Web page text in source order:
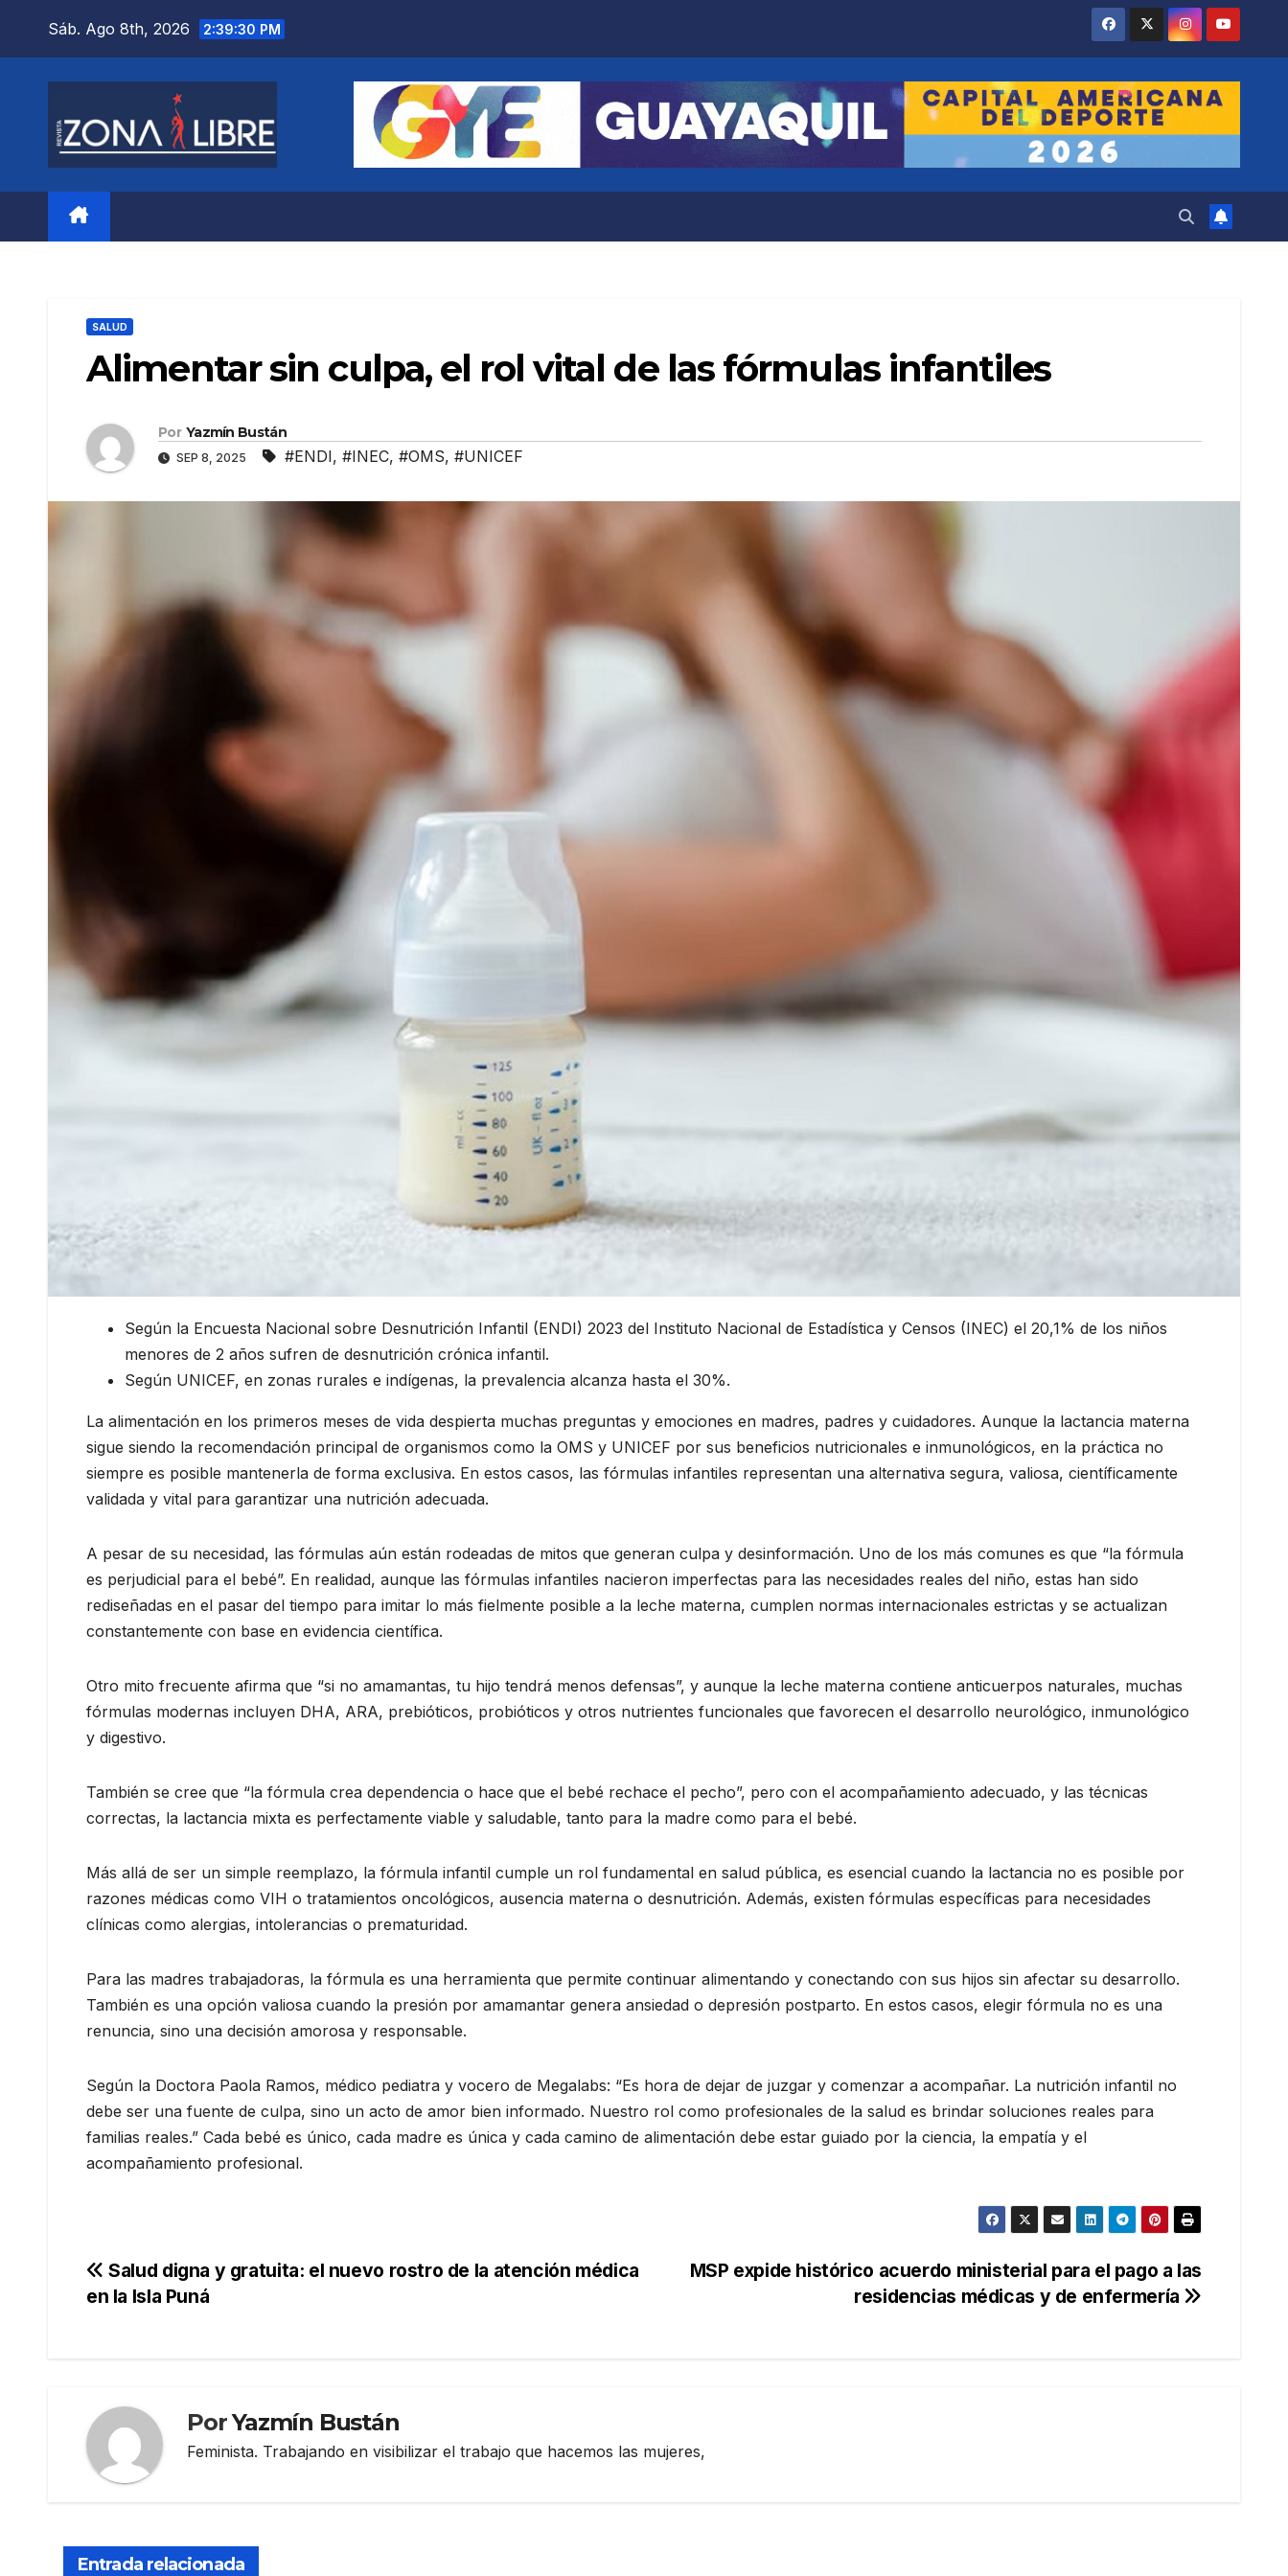
Sáb. Ago 8th, 2026 2:39:31 PM
SALUD
Alimentar sin culpa, el rol vital de las fórmulas infantiles
Por Yazmín Bustán
SEP 8, 2025 #ENDI, #INEC, #OMS, #UNICEF
Según la Encuesta Nacional sobre Desnutrición Infantil (ENDI) 2023 del Instituto Nacional de Estadística y Censos (INEC) el 20,1% de los niños
menores de 2 años sufren de desnutrición crónica infantil.
Según UNICEF, en zonas rurales e indígenas, la prevalencia alcanza hasta el 30%.
La alimentación en los primeros meses de vida despierta muchas preguntas y emociones en madres, padres y cuidadores. Aunque la lactancia materna
sigue siendo la recomendación principal de organismos como la OMS y UNICEF por sus beneficios nutricionales e inmunológicos, en la práctica no
siempre es posible mantenerla de forma exclusiva. En estos casos, las fórmulas infantiles representan una alternativa segura, valiosa, científicamente
validada y vital para garantizar una nutrición adecuada.
A pesar de su necesidad, las fórmulas aún están rodeadas de mitos que generan culpa y desinformación. Uno de los más comunes es que “la fórmula
es perjudicial para el bebé”. En realidad, aunque las fórmulas infantiles nacieron imperfectas para las necesidades reales del niño, estas han sido
rediseñadas en el pasar del tiempo para imitar lo más fielmente posible a la leche materna, cumplen normas internacionales estrictas y se actualizan
constantemente con base en evidencia científica.
Otro mito frecuente afirma que “si no amamantas, tu hijo tendrá menos defensas”, y aunque la leche materna contiene anticuerpos naturales, muchas
fórmulas modernas incluyen DHA, ARA, prebióticos, probióticos y otros nutrientes funcionales que favorecen el desarrollo neurológico, inmunológico
y digestivo.
También se cree que “la fórmula crea dependencia o hace que el bebé rechace el pecho”, pero con el acompañamiento adecuado, y las técnicas
correctas, la lactancia mixta es perfectamente viable y saludable, tanto para la madre como para el bebé.
Más allá de ser un simple reemplazo, la fórmula infantil cumple un rol fundamental en salud pública, es esencial cuando la lactancia no es posible por
razones médicas como VIH o tratamientos oncológicos, ausencia materna o desnutrición. Además, existen fórmulas específicas para necesidades
clínicas como alergias, intolerancias o prematuridad.
Para las madres trabajadoras, la fórmula es una herramienta que permite continuar alimentando y conectando con sus hijos sin afectar su desarrollo.
También es una opción valiosa cuando la presión por amamantar genera ansiedad o depresión postparto. En estos casos, elegir fórmula no es una
renuncia, sino una decisión amorosa y responsable.
Según la Doctora Paola Ramos, médico pediatra y vocero de Megalabs: “Es hora de dejar de juzgar y comenzar a acompañar. La nutrición infantil no
debe ser una fuente de culpa, sino un acto de amor bien informado. Nuestro rol como profesionales de la salud es brindar soluciones reales para
familias reales.” Cada bebé es único, cada madre es única y cada camino de alimentación debe estar guiado por la ciencia, la empatía y el
acompañamiento profesional.
Navegación
MSP expide histórico acuerdo ministerial para el pago a las
residencias médicas y de enfermería
Salud digna y gratuita: el nuevo rostro de la atención médica
en la Isla Puná
PorYazmín Bustán
Feminista. Trabajando en visibilizar el trabajo que hacemos las mujeres,
Entrada relacionada